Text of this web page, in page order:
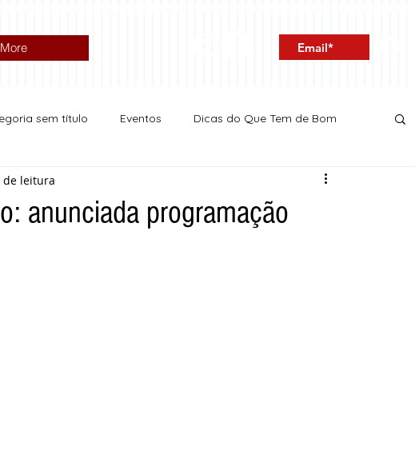
More
sem título Eventos Dicas do Que Tem de Bom
anunciada programação
de leitura